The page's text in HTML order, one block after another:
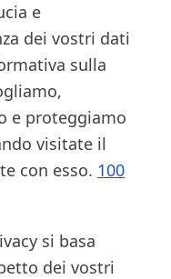
e
dei vostri dati
sulla
e proteggiamo
visitate il
con esso. 100
si basa
dei vostri